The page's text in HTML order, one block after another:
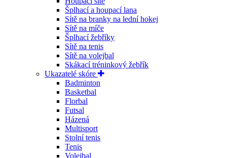
Šplhací a houpací lana
Sítě na branky na lední hokej
Sítě na míče
Šplhací žebříky
Sítě na tenis
Sítě na volejbal
Skákací tréninkový žebřík
Ukazatelé skóre
Badminton
Basketbal
Florbal
Futsal
Házená
Multisport
Stolní tenis
Tenis
Volejbal